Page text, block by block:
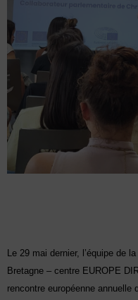
Le 29 mai dernier, l’équipe de
Bretagne – centre EUROPE
rencontre européenne annuelle